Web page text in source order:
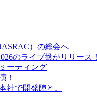
）の総会へ
のライブ盤がリリース！
ーティング
！
社で開発陣と。